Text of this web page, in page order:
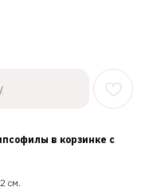
в корзинке с
см.